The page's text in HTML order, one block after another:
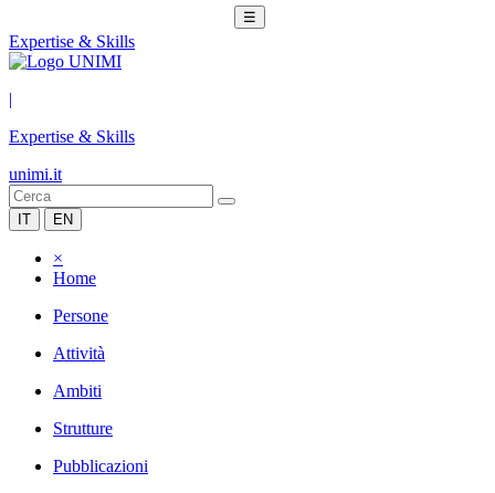
☰
Expertise & Skills
|
Expertise & Skills
unimi.it
IT EN
×
Home
Persone
Attività
Ambiti
Strutture
Pubblicazioni